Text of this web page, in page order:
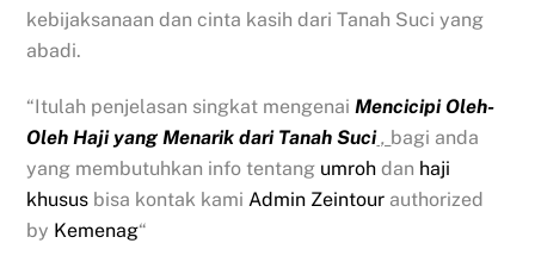
kebijaksanaan dan cinta kasih dari Tanah Suci yang
abadi.
“Itulah penjelasan singkat mengenai Mencicipi Oleh-
Oleh Haji yang Menarik dari Tanah Suci, bagi anda
yang membutuhkan info tentang umroh dan haji
khusus bisa kontak kami Admin Zeintour authorized
by Kemenag“